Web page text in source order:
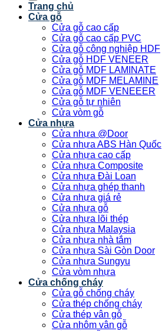
Trang chủ
Cửa gỗ
Cửa gỗ cao cấp
Cửa gỗ cao cấp PVC
Cửa gỗ công nghiệp HDF
Cửa gỗ HDF VENEER
Cửa gỗ MDF LAMINATE
Cửa gỗ MDF MELAMINE
Cửa gỗ MDF VENEEER
Cửa gỗ tự nhiên
Cửa vòm gỗ
Cửa nhựa
Cửa nhựa @Door
Cửa nhựa ABS Hàn Quốc
Cửa nhựa cao cấp
Cửa nhựa Composite
Cửa nhựa Đài Loan
Cửa nhựa ghép thanh
Cửa nhựa giá rẻ
Cửa nhựa gỗ
Cửa nhựa lõi thép
Cửa nhựa Malaysia
Cửa nhựa nhà tắm
Cửa nhựa Sài Gòn Door
Cửa nhựa Sungyu
Cửa vòm nhựa
Cửa chống cháy
Cửa gỗ chống cháy
Cửa thép chống cháy
Cửa thép vân gỗ
Cửa nhôm vân gỗ